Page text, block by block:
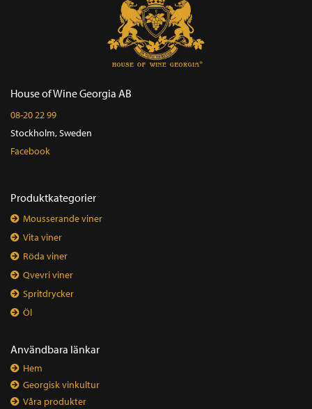
House of Wine Georgia AB
08-20 22 99
Stockholm, Sweden
Facebook
Produktkategorier
Mousserande viner
Vita viner
Röda viner
Qvevri viner
Spritdrycker
Öl
Användbara länkar
Hem
Georgisk vinkultur
Våra produkter